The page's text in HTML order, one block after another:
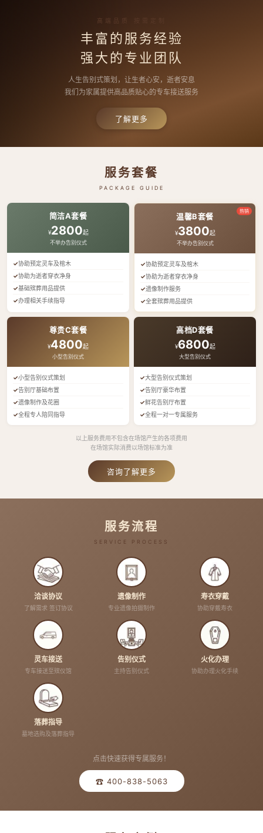
高端品质 按需定制
丰富的服务经验
强大的专业团队
人生告别式策划，让生者心安，逝者安息
我们为家属提供高品质贴心的专车接送服务
了解更多
服务套餐
PACKAGE GUIDE
简洁A套餐
¥2800起
不举办告别仪式
协助预定灵车及棺木
协助为逝者穿衣净身
基础殡葬用品提供
办理相关手续指导
热销
温馨B套餐
¥3800起
不举办告别仪式
协助预定灵车及棺木
协助为逝者穿衣净身
遗像制作服务
全套殡葬用品提供
尊贵C套餐
¥4800起
小型告别仪式
小型告别仪式策划
告别厅基础布置
遗像制作及花圈
全程专人陪同指导
高档D套餐
¥6800起
大型告别仪式
大型告别仪式策划
告别厅豪华布置
鲜花告别厅布置
全程一对一专属服务
以上服务费用不包含在场馆产生的各项费用
在场馆实际消费以场馆标准为准
咨询了解更多
服务流程
SERVICE PROCESS
洽谈协议
了解需求 签订协议
遗像制作
专业遗像拍摄制作
寿衣穿戴
协助穿戴寿衣
灵车接送
专车接送至殡仪馆
告别仪式
主持告别仪式
火化办理
协助办理火化手续
落葬指导
墓地选购及落葬指导
点击快速获得专属服务！
☎ 400-838-5063